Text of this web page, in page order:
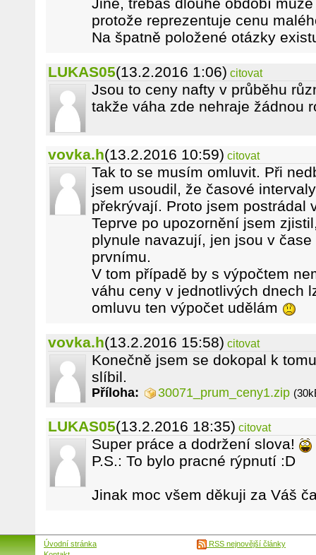
protože reprezentuje cenu
Na špatně položené otázky
LUKAS05(13.2.2016 1:06) citovat
Jsou to ceny nafty v průběhu
takže váha zde nehraje žádnou
vovka.h(13.2.2016 10:59) citovat
Tak to se musím omluvit. Při
jsem usoudil, že časové
překrývají. Proto jsem postrádal
Teprve po upozornění jsem
plynule navazují, jen jsou v
prvnímu.
V tom případě by s výpočtem
váhu ceny v jednotlivých dnech
omluvu ten výpočet udělám
vovka.h(13.2.2016 15:58) citovat
Konečně jsem se dokopal k
slíbil.
Příloha: 30071_prum_ceny1.zip
LUKAS05(13.2.2016 18:35) citovat
Super práce a dodržení slova!
P.S.: To bylo pracné rýpnutí :D
Jinak moc všem děkuji za Váš
Úvodní stránka
RSS nejnovější články